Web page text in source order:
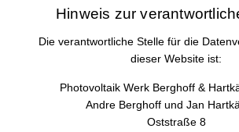
Hinweis zur
Die verantwortliche Stelle für die
dieser Website ist:
Photovoltaik Werk Berghoff &
Andre Berghoff und Jan
Oststraße 8